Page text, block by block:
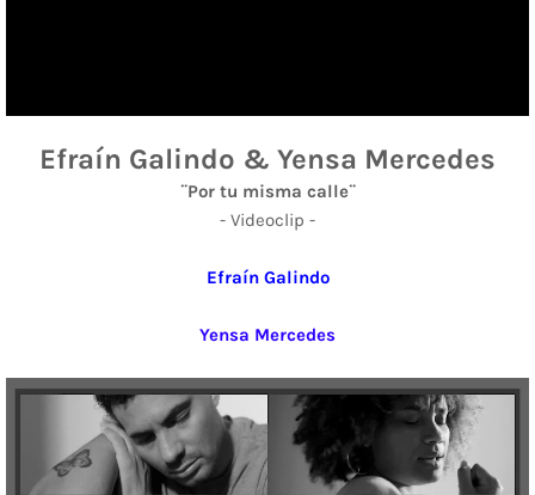
Efraín Galindo & Yensa Mercedes
¨Por tu misma calle¨
- Videoclip -
Efraín Galindo
Yensa Mercedes